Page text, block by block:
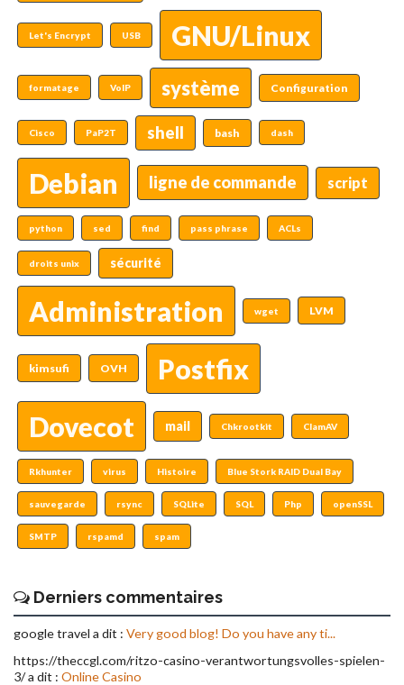
Let's Encrypt USB GNU/Linux
formatage VoIP système Configuration
Cisco PaP2T shell bash dash
Debian ligne de commande script
python sed find pass phrase ACLs
droits unix sécurité
Administration wget LVM
kimsufi OVH
Postfix
Dovecot
mail Chkrootkit ClamAV
Rkhunter virus Histoire Blue Stork RAID Dual Bay
sauvegarde rsync SQLite SQL Php openSSL
SMTP rspamd spam
Derniers commentaires
google travel a dit : Very good blog! Do you have any ti...
https://theccgl.com/ritzo-casino-verantwortungsvolles-spielen-
3/ a dit : Online Casino